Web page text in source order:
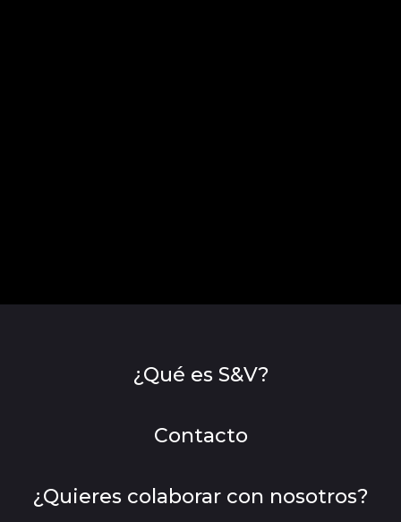
¿Qué es S&V?
Contacto
¿Quieres colaborar con nosotros?